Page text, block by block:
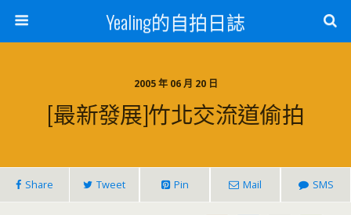
Yealing的自拍日誌
2005 年 06 月 20 日
[最新發展]竹北交流道偷拍
Share Tweet Pin Mail SMS